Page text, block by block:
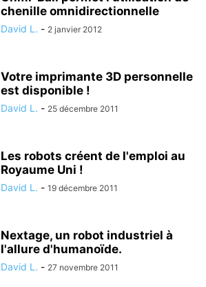
chenille omnidirectionnelle
David L. - 2 janvier 2012
Votre imprimante 3D personnelle
est disponible !
David L. - 25 décembre 2011
Les robots créent de l'emploi au
Royaume Uni !
David L. - 19 décembre 2011
Nextage, un robot industriel à
l'allure d'humanoïde.
David L. - 27 novembre 2011